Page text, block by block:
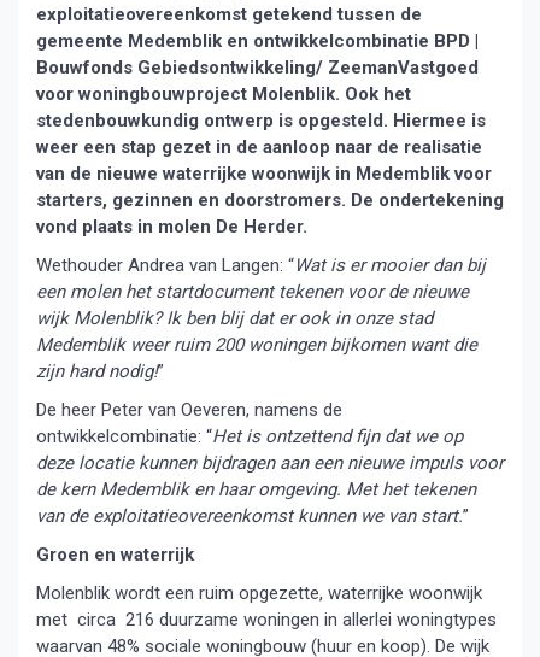
exploitatieovereenkomst getekend tussen de
gemeente Medemblik en ontwikkelcombinatie BPD |
Bouwfonds Gebiedsontwikkeling/ ZeemanVastgoed
voor woningbouwproject Molenblik. Ook het
stedenbouwkundig ontwerp is opgesteld. Hiermee is
weer een stap gezet in de aanloop naar de realisatie
van de nieuwe waterrijke woonwijk in Medemblik voor
starters, gezinnen en doorstromers. De ondertekening
vond plaats in molen De Herder.
Wethouder Andrea van Langen: “Wat is er mooier dan bij
een molen het startdocument tekenen voor de nieuwe
wijk Molenblik? Ik ben blij dat er ook in onze stad
Medemblik weer ruim 200 woningen bijkomen want die
zijn hard nodig!”
De heer Peter van Oeveren, namens de
ontwikkelcombinatie: “Het is ontzettend fijn dat we op
deze locatie kunnen bijdragen aan een nieuwe impuls voor
de kern Medemblik en haar omgeving. Met het tekenen
van de exploitatieovereenkomst kunnen we van start.”
Groen en waterrijk
Molenblik wordt een ruim opgezette, waterrijke woonwijk
met circa 216 duurzame woningen in allerlei woningtypes
waarvan 48% sociale woningbouw (huur en koop). De wijk